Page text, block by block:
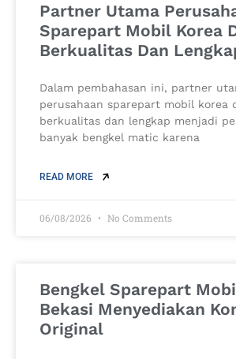
Partner Utama
Sparepart Mobil Korea
Berkualitas Dan
Dalam pembahasan ini, partner
perusahaan sparepart mobil korea
berkualitas dan lengkap menjadi
banyak bengkel matic karena
READ MORE
06/08/2026 No Comments
Bengkel Sparepart
Bekasi Menyediakan
Original